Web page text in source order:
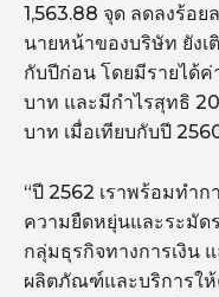
1,563.88 จุด ลดลงร้อ
นายหน้าของบริษัท ยังเ
กับปีก่อน โดยมีรายได้
บาท และมีกำไรสุทธิ
บาท เมื่อเทียบกับปี
“ปี 2562 เราพร้อมทำ
ความยืดหยุ่นและระมัด
กลุ่มธุรกิจทางการเงิน
ผลิตภัณฑ์และบริการใ